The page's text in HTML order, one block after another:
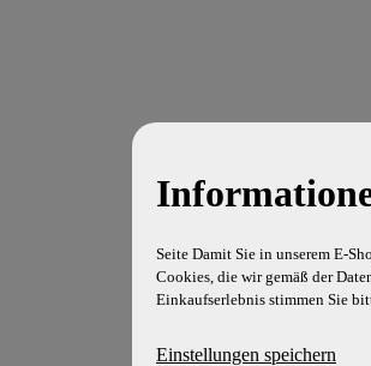
Seite Damit Sie in unserem E-
Cookies, die wir gemäß der
Einkaufserlebnis stimmen Sie
Einstellungen speichern